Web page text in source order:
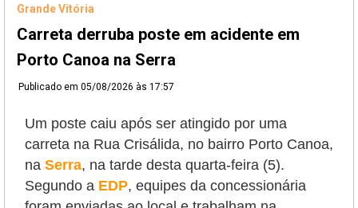
Grande Vitória
Carreta derruba poste em acidente em
Porto Canoa na Serra
Publicado em 05/08/2026 às 17:57
Um poste caiu após ser atingido por uma
carreta na Rua Crisálida, no bairro Porto Canoa,
na Serra, na tarde desta quarta-feira (5).
Segundo a EDP, equipes da concessionária